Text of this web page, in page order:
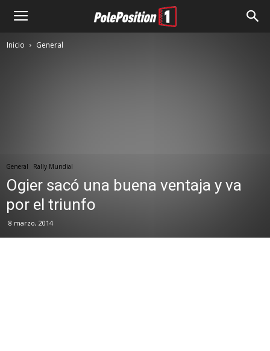
Inicio General
General Rally Mundial
Ogier sacó una buena ventaja y va
por el triunfo
8 marzo, 2014